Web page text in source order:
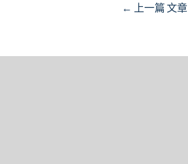
Post
← 上一篇 文章